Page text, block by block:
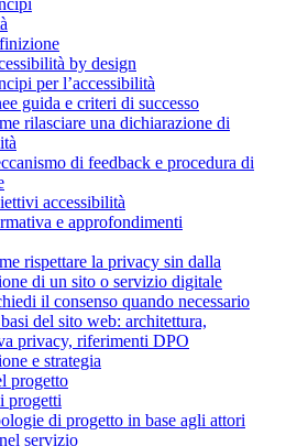
by design
per l’accessibilità
guida e criteri di successo
rilasciare una dichiarazione di
di feedback e procedura di
accessibilità
e approfondimenti
rispettare la privacy sin dalla
di un sito o servizio digitale
il consenso quando necessario
del sito web: architettura,
privacy, riferimenti DPO
e strategia
progetto
progetti
di progetto in base agli attori
servizio